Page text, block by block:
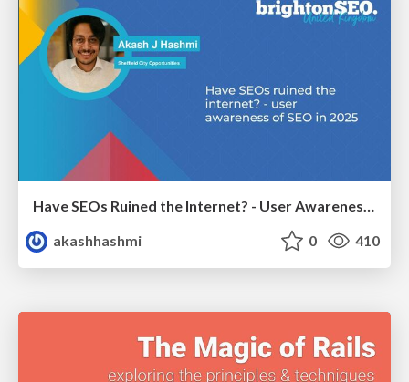
Have SEOs Ruined the Internet? - User Awareness of SEO in 2025
akashhashmi
0 410